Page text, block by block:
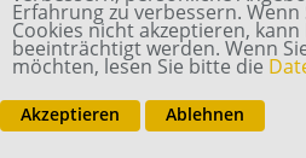
Erfahrung zu verbessern.
Cookies nicht akzeptieren,
beeinträchtigt werden. Wenn
möchten, lesen Sie bitte die
Akzeptieren Ablehnen